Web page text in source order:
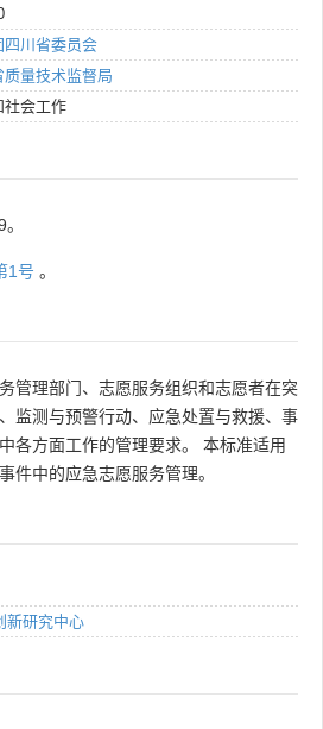
四川省委员会
质量技术监督局
社会工作
1号 。
管理部门、志愿服务组织和志愿者在突
监测与预警行动、应急处置与救援、事
各方面工作的管理要求。 本标准适用
件中的应急志愿服务管理。
新研究中心